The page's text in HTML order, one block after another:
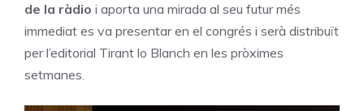
de la ràdio i aporta una mirada al seu futur més
immediat es va presentar en el congrés i serà distribuït
per l’editorial Tirant lo Blanch en les pròximes
setmanes.